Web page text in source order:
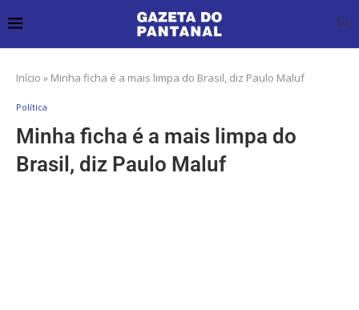
Início » Minha ficha é a mais limpa do Brasil, diz Paulo Maluf
Política
Minha ficha é a mais limpa do
Brasil, diz Paulo Maluf